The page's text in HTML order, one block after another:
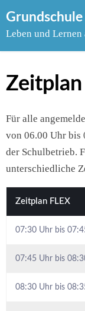
to
Grundschule
Leben und
Zeitplan
Für alle
von 06.00 Uhr bis
der Schulbetrieb.
unterschiedliche
Zeitplan FLEX
07:30 Uhr bis
07:45 Uhr bis
08:30 Uhr bis